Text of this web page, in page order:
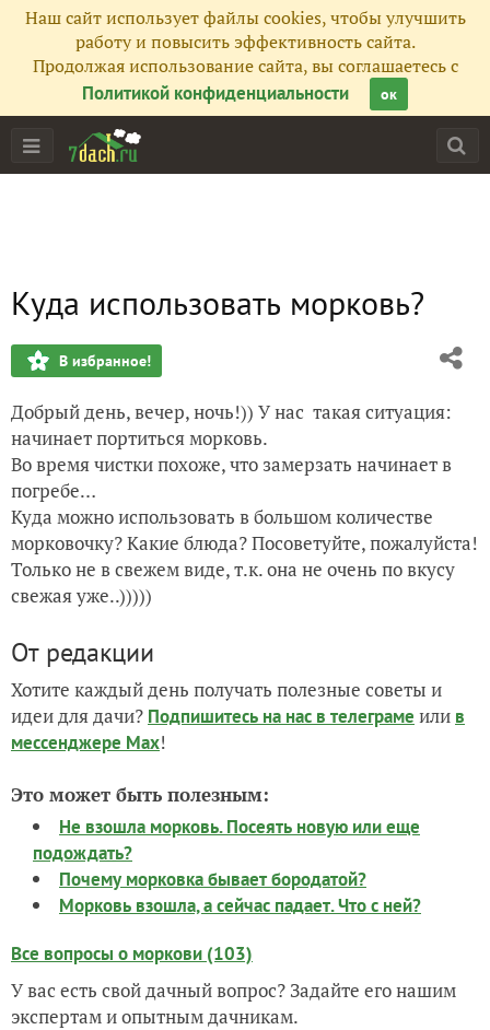
Наш сайт использует файлы cookies, чтобы улучшить
работу и повысить эффективность сайта.
Продолжая использование сайта, вы соглашаетесь с
Политикой конфиденциальности
ок
Куда использовать морковь?
В избранное!
Добрый день, вечер, ночь!)) У нас такая ситуация:
начинает портиться морковь.
Во время чистки похоже, что замерзать начинает в
погребе…
Куда можно использовать в большом количестве
морковочку? Какие блюда? Посоветуйте, пожалуйста!
Только не в свежем виде, т.к. она не очень по вкусу
свежая уже..)))))
От редакции
Хотите каждый день получать полезные советы и
идеи для дачи? Подпишитесь на нас в телеграме или в
мессенджере Max!
Это может быть полезным:
Не взошла морковь. Посеять новую или еще
подождать?
Почему морковка бывает бородатой?
Морковь взошла, а сейчас падает. Что с ней?
Все вопросы о моркови (103)
У вас есть свой дачный вопрос? Задайте его нашим
экспертам и опытным дачникам.